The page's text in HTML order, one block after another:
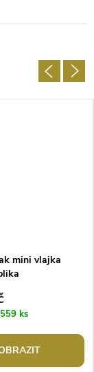
mini vlajka
559 ks